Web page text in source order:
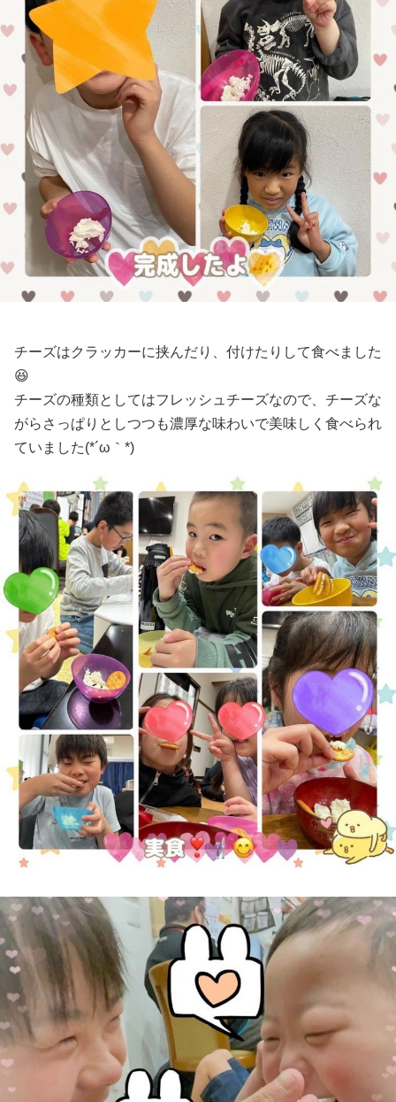
チーズはクラッカーに挟んだり、付けたりして食べました
😆
チーズの種類としてはフレッシュチーズなので、チーズな
がらさっぱりとしつつも濃厚な味わいで美味しく食べられ
ていました(*´ω｀*)